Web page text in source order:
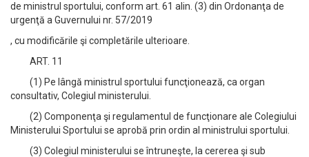
de ministrul sportului, conform art. 61 alin. (3) din Ordonanţa de
urgenţă a Guvernului nr. 57/2019
, cu modificările şi completările ulterioare.
ART. 11
(1) Pe lângă ministrul sportului funcţionează, ca organ
consultativ, Colegiul ministerului.
(2) Componenţa şi regulamentul de funcţionare ale Colegiului
Ministerului Sportului se aprobă prin ordin al ministrului sportului.
(3) Colegiul ministerului se întruneşte, la cererea şi sub